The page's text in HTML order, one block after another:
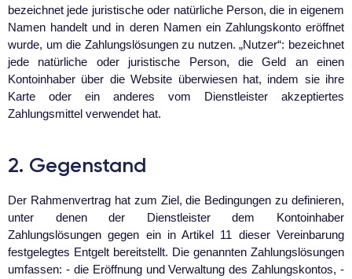
bezeichnet jede juristische oder natürliche Person, die in eigenem
Namen handelt und in deren Namen ein Zahlungskonto eröffnet
wurde, um die Zahlungslösungen zu nutzen. „Nutzer“: bezeichnet
jede natürliche oder juristische Person, die Geld an einen
Kontoinhaber über die Website überwiesen hat, indem sie ihre
Karte oder ein anderes vom Dienstleister akzeptiertes
Zahlungsmittel verwendet hat.
2. Gegenstand
Der Rahmenvertrag hat zum Ziel, die Bedingungen zu definieren,
unter denen der Dienstleister dem Kontoinhaber
Zahlungslösungen gegen ein in Artikel 11 dieser Vereinbarung
festgelegtes Entgelt bereitstellt. Die genannten Zahlungslösungen
umfassen: - die Eröffnung und Verwaltung des Zahlungskontos, -